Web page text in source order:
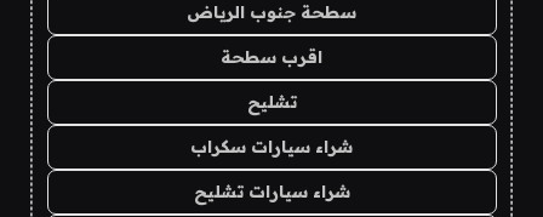
سطحة جنوب الرياض
اقرب سطحة
تشليح
شراء سيارات سكراب
شراء سيارات تشليح